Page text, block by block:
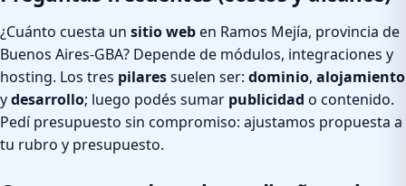
¿Cuánto cuesta un sitio weben Ramos Mejía, provincia de
Buenos Aires-GBA? Depende de módulos, integraciones y
hosting. Los tres pilaressuelen ser: dominio, alojamiento
ydesarrollo; luego podés sumar publicidad o contenido.
Pedí presupuesto sin compromiso: ajustamos propuesta a
tu rubro y presupuesto.